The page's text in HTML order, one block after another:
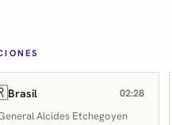
Brasil 02:28
Alcides Etchegoyen